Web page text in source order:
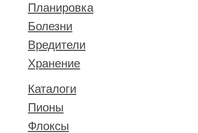
Планировка
Болезни
Вредители
Хранение
Каталоги
Пионы
Флоксы